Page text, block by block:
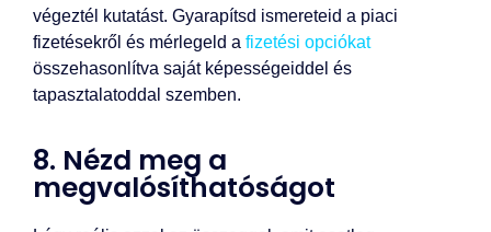
végeztél kutatást. Gyarapítsd ismereteid a piaci
fizetésekről és mérlegeld a fizetési opciókat
összehasonlítva saját képességeiddel és
tapasztalatoddal szemben.
8. Nézd meg a
megvalósíthatóságot